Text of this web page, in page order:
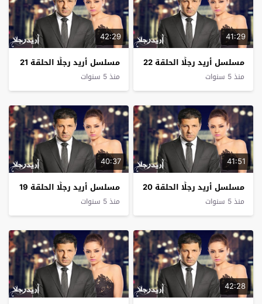
41:29
مسلسل أريد رجلًا الحلقة 22
منذ 5 سنوات
42:29
مسلسل أريد رجلًا الحلقة 21
منذ 5 سنوات
41:51
مسلسل أريد رجلًا الحلقة 20
منذ 5 سنوات
40:37
مسلسل أريد رجلًا الحلقة 19
منذ 5 سنوات
42:28